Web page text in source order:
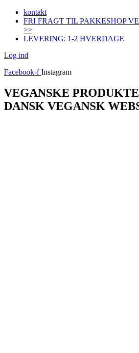
Videre
indhold
kontakt
FRI FRAGT TIL PAKKESHOP
>>
LEVERING: 1-2 HVERDAGE
Log ind
Facebook-f Instagram
VEGANSKE
DANSK VEGANSK